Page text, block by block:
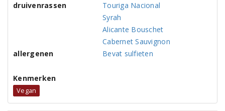
druivenrassen
Touriga Nacional
Syrah
Alicante Bouschet
Cabernet Sauvignon
allergenen
Bevat sulfieten
Kenmerken
Vegan